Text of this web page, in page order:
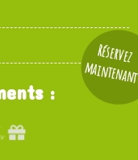
Réservez
: